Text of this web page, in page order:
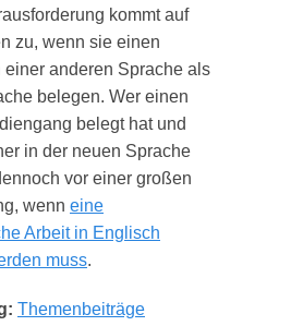
kommt auf
zu, wenn sie einen
einer anderen Sprache als
belegen. Wer einen
belegt hat und
in der neuen Sprache
vor einer großen
wenn eine
Arbeit in Englisch
muss.
Themenbeiträge